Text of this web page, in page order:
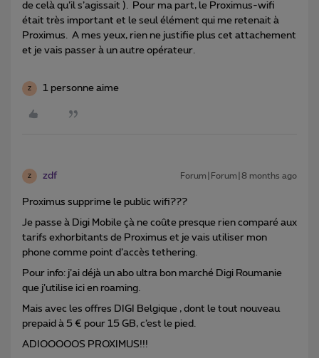
de celà qu’il s’agissait ). Pour ma part, le Proximus-wifi
était très important et le seul élément qui me retenait à
Proximus. A mes yeux, rien ne justifie plus cet attachement
et je vais passer à un autre opérateur.
Z 1 personne aime
Z zdf Forum|Forum|8 months ago
Proximus supprime le public wifi???
Je passe à Digi Mobile çà ne coûte presque rien comparé aux
tarifs exhorbitants de Proximus et je vais utiliser mon
phone comme point d’accès tethering.
Pour info: j’ai déjà un abo ultra bon marché Digi Roumanie
que j’utilise ici en roaming.
Mais avec les offres DIGI Belgique , dont le tout nouveau
prepaid à 5 € pour 15 GB, c’est le pied.
ADIOOOOOS PROXIMUS!!!